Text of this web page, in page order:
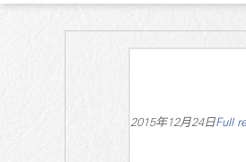
2015年12月24日Full